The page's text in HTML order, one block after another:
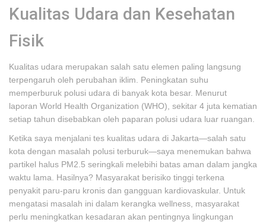
Kualitas Udara dan Kesehatan
Fisik
Kualitas udara merupakan salah satu elemen paling langsung
terpengaruh oleh perubahan iklim. Peningkatan suhu
memperburuk polusi udara di banyak kota besar. Menurut
laporan World Health Organization (WHO), sekitar 4 juta kematian
setiap tahun disebabkan oleh paparan polusi udara luar ruangan.
Ketika saya menjalani tes kualitas udara di Jakarta—salah satu
kota dengan masalah polusi terburuk—saya menemukan bahwa
partikel halus PM2.5 seringkali melebihi batas aman dalam jangka
waktu lama. Hasilnya? Masyarakat berisiko tinggi terkena
penyakit paru-paru kronis dan gangguan kardiovaskular. Untuk
mengatasi masalah ini dalam kerangka wellness, masyarakat
perlu meningkatkan kesadaran akan pentingnya lingkungan